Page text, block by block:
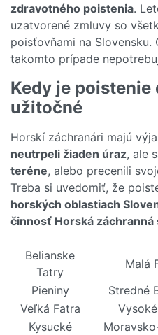
zdravotného poistenia.
uzatvorené zmluvy so
poisťovňami na
takomto prípade
Kedy je poistenie
užitočné
Horskí záchranári majú
neutrpeli žiaden úraz, ale
teréne, alebo precenili
Treba si uvedomiť, že
horských oblastiach
činnosť Horská záchranná
Belianske
Tatry
Malá
Pieniny
Stredné
Veľká Fatra
Kysucké